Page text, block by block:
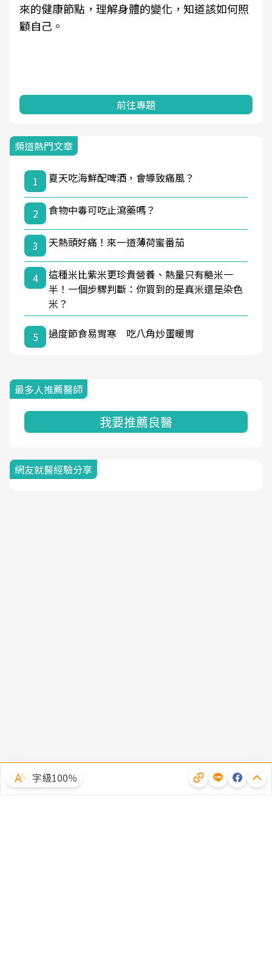
來的健康節點，理解身體的變化，知道該如何照
顧自己。
前往專題
頻道熱門文章
1 夏天吃海鮮配啤酒，會導致痛風？
2 食物中毒可吃止瀉藥嗎？
3 天熱頭好痛！來一道薄荷蜜番茄
4
這種米比紫米更珍貴營養、熱量只有糙米一
半！一個步驟判斷：你買到的是真米還是染色
米？
5 過度節食易胃寒 吃八角炒蛋暖胃
最多人推薦醫師
我要推薦良醫
網友就醫經驗分享
字級100％